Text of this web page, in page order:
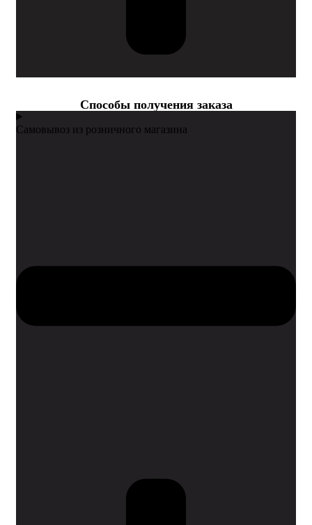
Cпособы получения заказа
Самовывоз из розничного магазина